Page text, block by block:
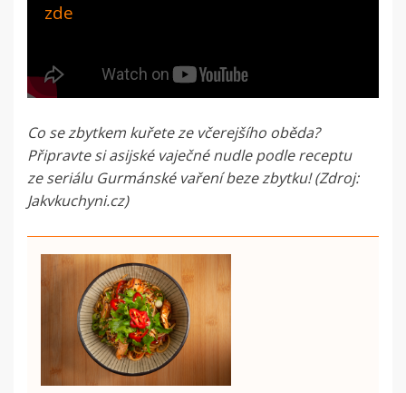
zde
Co se zbytkem kuřete ze včerejšího oběda?
Připravte si asijské vaječné nudle podle receptu
ze seriálu Gurmánské vaření beze zbytku! (Zdroj:
Jakvkuchyni.cz)